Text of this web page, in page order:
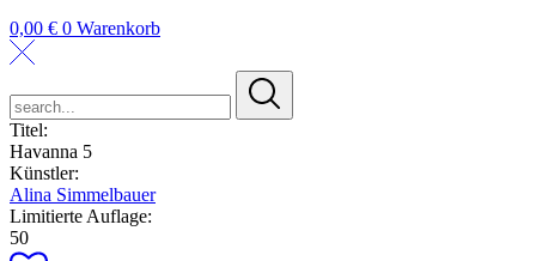
0,00 € 0 Warenkorb
Titel:
Havanna 5
Künstler:
Alina Simmelbauer
Limitierte Auflage:
50